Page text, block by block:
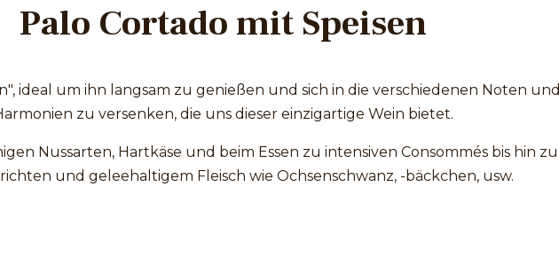
Palo Cortado mit Speisen
ideal um ihn langsam zu genießen und sich in die verschiedenen Noten und
zu versenken, die uns dieser einzigartige Wein bietet.
Nussarten, Hartkäse und beim Essen zu intensiven Consommés bis hin zu
und geleehaltigem Fleisch wie Ochsenschwanz, -bäckchen, usw.